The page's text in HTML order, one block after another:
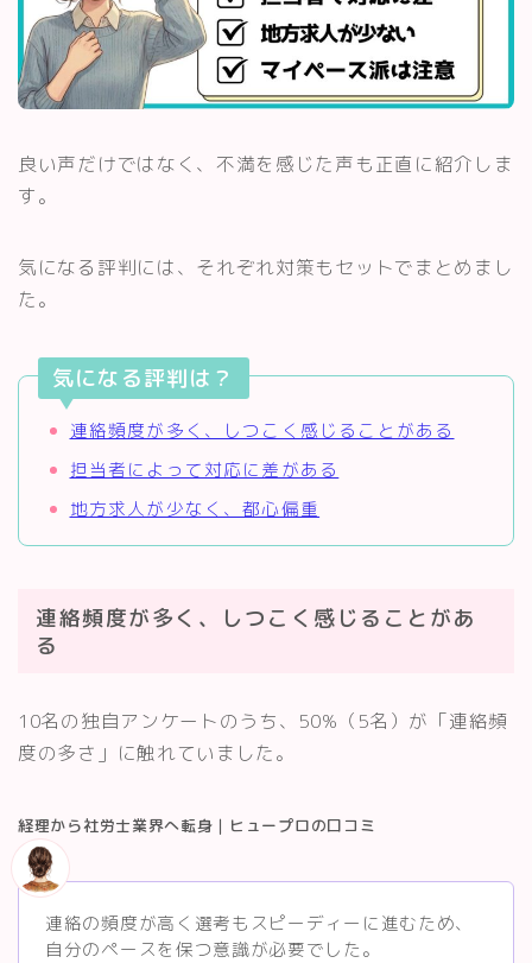
良い声だけではなく、不満を感じた声も正直に紹介しま
す。
気になる評判には、それぞれ対策もセットでまとめまし
た。
気になる評判は？
連絡頻度が多く、しつこく感じることがある
担当者によって対応に差がある
地方求人が少なく、都心偏重
連絡頻度が多く、しつこく感じることがあ
る
10名の独自アンケートのうち、50%（5名）が「連絡頻
度の多さ」に触れていました。
経理から社労士業界へ転身｜ヒュープロの口コミ
連絡の頻度が高く選考もスピーディーに進むため、
自分のペースを保つ意識が必要でした。